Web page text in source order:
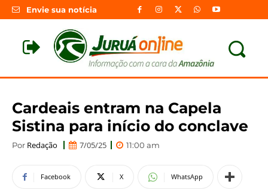
Envie sua notícia
Cardeais entram na Capela
Sistina para início do conclave
Por Redação 7/05/25 11:00 am
Facebook X WhatsApp